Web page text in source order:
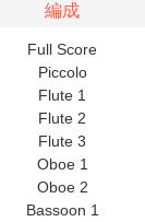
編成
Full Score
Piccolo
Flute 1
Flute 2
Flute 3
Oboe 1
Oboe 2
Bassoon 1